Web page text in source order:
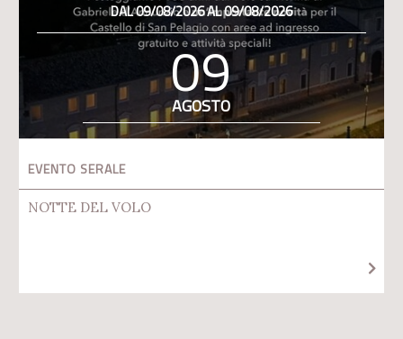
DAL 09/08/2026 AL 09/08/2026
09
AGOSTO
EVENTO SERALE
NOTTE DEL VOLO